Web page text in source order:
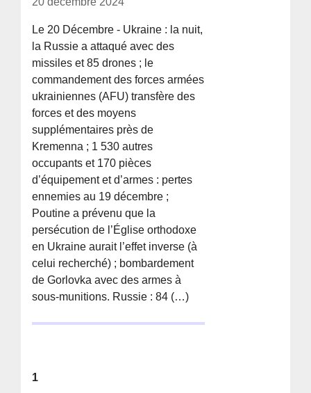
Le 20 Décembre - Ukraine : la nuit,
la Russie a attaqué avec des
missiles et 85 drones ; le
commandement des forces armées
ukrainiennes (AFU) transfère des
forces et des moyens
supplémentaires près de
Kremenna ; 1 530 autres
occupants et 170 pièces
d’équipement et d’armes : pertes
ennemies au 19 décembre ;
Poutine a prévenu que la
persécution de l’Église orthodoxe
en Ukraine aurait l’effet inverse (à
celui recherché) ; bombardement
de Gorlovka avec des armes à
sous-munitions. Russie : 84 (…)
1